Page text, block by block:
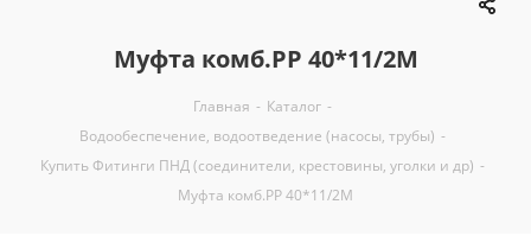
Муфта комб.РР 40*11/2М
Главная - Каталог -
Водообеспечение, водоотведение (насосы, трубы) -
Купить Фитинги ПНД (соединители, крестовины, уголки и др) -
Муфта комб.РР 40*11/2М